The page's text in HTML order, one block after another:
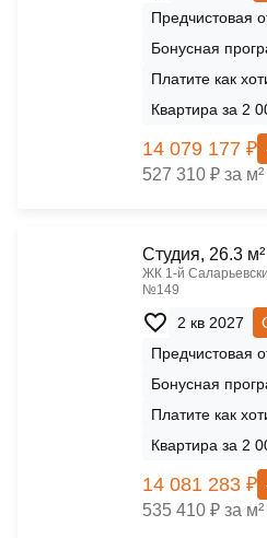
Предчистовая
Бонусная
Платите как
Квартира за 2
14 079 177 ₽
527 310 ₽ за м²
Cтудия, 26.3 м²
ЖК 1‑й
№149
2 кв 2027
Предчистовая
Бонусная
Платите как
Квартира за 2
14 081 283 ₽
535 410 ₽ за м²